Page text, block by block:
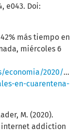
e043. Doi:
más tiempo en
miércoles 6
economia/2020/05/
en-cuarentena-
M. (2020).
internet addiction